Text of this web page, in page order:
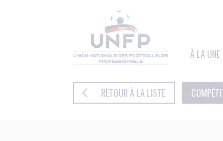
À LA UNE
RETOUR À LA LISTE